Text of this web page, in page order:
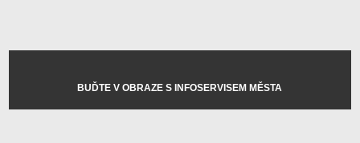
BUĎTE V OBRAZE S INFOSERVISEM MĚSTA